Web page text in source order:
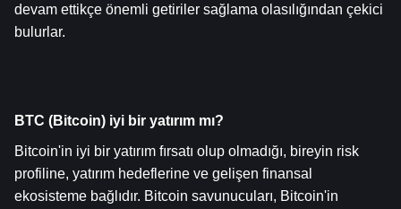
devam ettikçe önemli getiriler sağlama olasılığından çekici
bulurlar.
BTC (Bitcoin) iyi bir yatırım mı?
Bitcoin'in iyi bir yatırım fırsatı olup olmadığı, bireyin risk
profiline, yatırım hedeflerine ve gelişen finansal
ekosisteme bağlıdır. Bitcoin savunucuları, Bitcoin'in